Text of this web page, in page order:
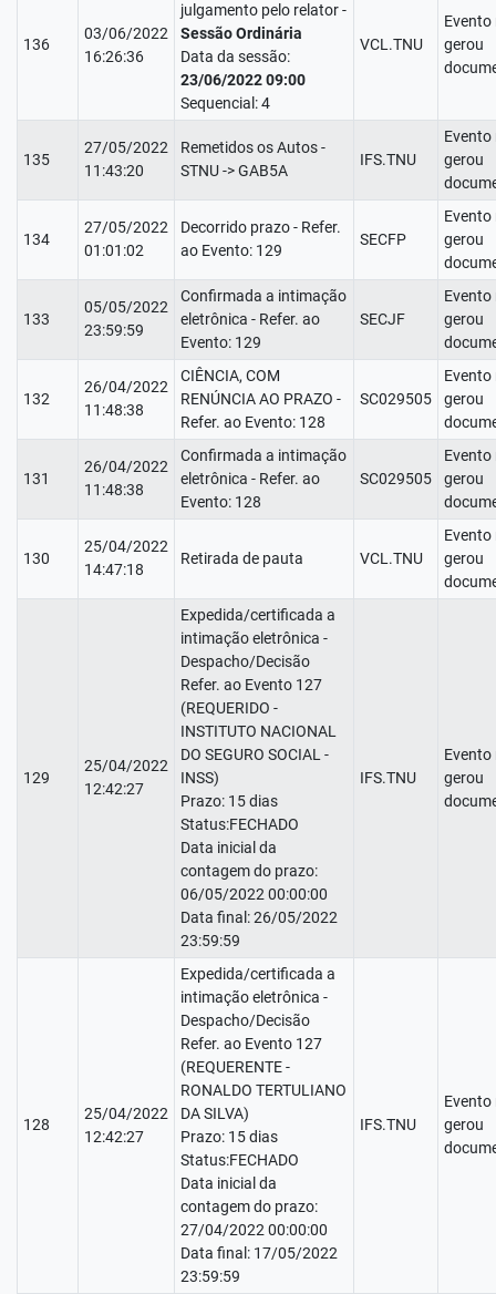
136
03/06/2022
16:26:36
julgamento pelo relator -
Sessão Ordinária
Data da sessão:
23/06/2022 09:00
Sequencial: 4
VCL.TNU
Evento
gerou
135
27/05/2022
11:43:20
Remetidos os Autos -
STNU -> GAB5A
IFS.TNU
Evento
gerou
134
27/05/2022
01:01:02
Decorrido prazo - Refer.
ao Evento: 129
SECFP
Evento
gerou
133
05/05/2022
23:59:59
Confirmada a intimação
eletrônica - Refer. ao
Evento: 129
SECJF
Evento
gerou
132
26/04/2022
11:48:38
CIÊNCIA, COM
RENÚNCIA AO PRAZO -
Refer. ao Evento: 128
SC029505
Evento
gerou
131
26/04/2022
11:48:38
Confirmada a intimação
eletrônica - Refer. ao
Evento: 128
SC029505
Evento
gerou
130
25/04/2022
14:47:18
Retirada de pauta VCL.TNU
Evento
gerou
129
25/04/2022
12:42:27
Expedida/certificada a
intimação eletrônica -
Despacho/Decisão
Refer. ao Evento 127
(REQUERIDO -
INSTITUTO NACIONAL
DO SEGURO SOCIAL -
INSS)
Prazo: 15 dias
Status:FECHADO
Data inicial da
contagem do prazo:
06/05/2022 00:00:00
Data final: 26/05/2022
23:59:59
IFS.TNU
Evento
gerou
128
25/04/2022
12:42:27
Expedida/certificada a
intimação eletrônica -
Despacho/Decisão
Refer. ao Evento 127
(REQUERENTE -
RONALDO TERTULIANO
DA SILVA)
Prazo: 15 dias
Status:FECHADO
Data inicial da
contagem do prazo:
27/04/2022 00:00:00
Data final: 17/05/2022
23:59:59
IFS.TNU
Evento
gerou